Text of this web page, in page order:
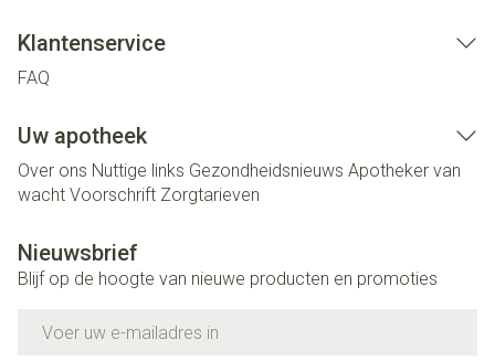
Klantenservice
FAQ
Uw apotheek
Over ons Nuttige links Gezondheidsnieuws Apotheker van
wacht Voorschrift Zorgtarieven
Nieuwsbrief
Blijf op de hoogte van nieuwe producten en promoties